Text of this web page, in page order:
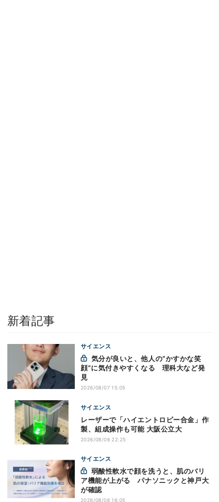
新着記事
サイエンス
顔”に気付きやすくなる 理科大など発
見
2026/08/07 15:05
サイエンス
レーザーで「ハイエントロピー合金」作
製、組成操作も可能 大阪公立大
2026/08/06 22:25
サイエンス
ア機能が上がる パナソニックと神戸大
が確認
2026/08/06 16:05